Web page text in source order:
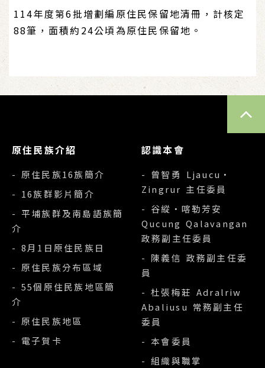
114年度第6批增劃編原住民保留地清冊，計核定
88筆，面積約24公頃為原住民保留地。
原住民族介紹
- 原住民族16族簡介
- 16族群影片簡介
- 平埔族群及南島語族簡
介
- 8月1日原住民族日
- 原住民族分布區域
- 55個原住民族地區簡
介
- 原住民族地區
- 電子賀卡
認識本會
- 曾智勇 Ljaucu‧
Zingrur 主任委員
- 谷縱‧喀勒芳安
Qucung Qalavangan
政務副主任委員
- 陳義信 政務副主任委
員
- 杜張梅莊 Adralriw
Abaliusu 常務副主任
委員
- 本會委員
- 組織與職掌